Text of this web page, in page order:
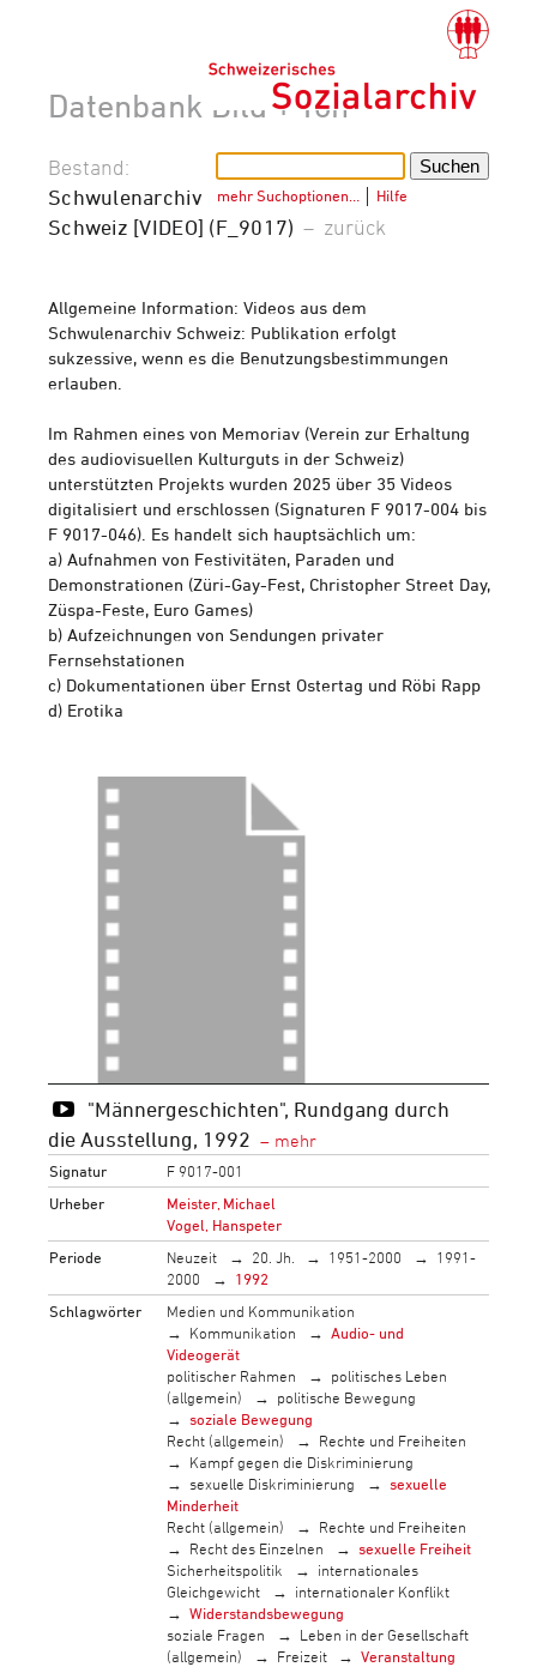
Datenbank Bild + Ton
mehr Suchoptionen… Hilfe
Bestand:
Schwulenarchiv
Schweiz [VIDEO] (F_9017) – zurück
Allgemeine Information: Videos aus dem
Schwulenarchiv Schweiz: Publikation erfolgt
sukzessive, wenn es die Benutzungsbestimmungen
erlauben.
Im Rahmen eines von Memoriav (Verein zur Erhaltung
des audiovisuellen Kulturguts in der Schweiz)
unterstützten Projekts wurden 2025 über 35 Videos
digitalisiert und erschlossen (Signaturen F 9017-004 bis
F 9017-046). Es handelt sich hauptsächlich um:
a) Aufnahmen von Festivitäten, Paraden und
Demonstrationen (Züri-Gay-Fest, Christopher Street Day,
Züspa-Feste, Euro Games)
b) Aufzeichnungen von Sendungen privater
Fernsehstationen
c) Dokumentationen über Ernst Ostertag und Röbi Rapp
d) Erotika
"Männergeschichten", Rundgang durch
die Ausstellung, 1992
Signatur
F 9017-001
Urheber
Meister, Michael
Vogel, Hanspeter
Periode
Neuzeit 20. Jh. 1951-2000
1991-
2000
1992
Schlagwörter
Medien und Kommunikation
Kommunikation
Audio- und
Videogerät
politischer Rahmen
politisches Leben
(allgemein)
politische Bewegung
soziale Bewegung
Recht (allgemein)
Rechte und Freiheiten
Kampf gegen die Diskriminierung
sexuelle Diskriminierung
sexuelle
Minderheit
Recht (allgemein)
Rechte und Freiheiten
Recht des Einzelnen
sexuelle Freiheit
Sicherheitspolitik
internationales
Gleichgewicht
internationaler Konflikt
Widerstandsbewegung
soziale Fragen
Leben in der Gesellschaft
(allgemein)
Freizeit
Veranstaltung